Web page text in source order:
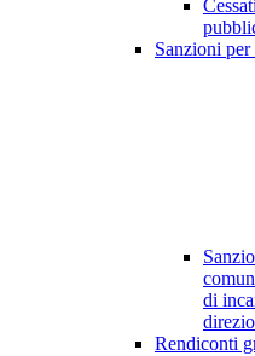
Sanzioni
di
Rendiconti